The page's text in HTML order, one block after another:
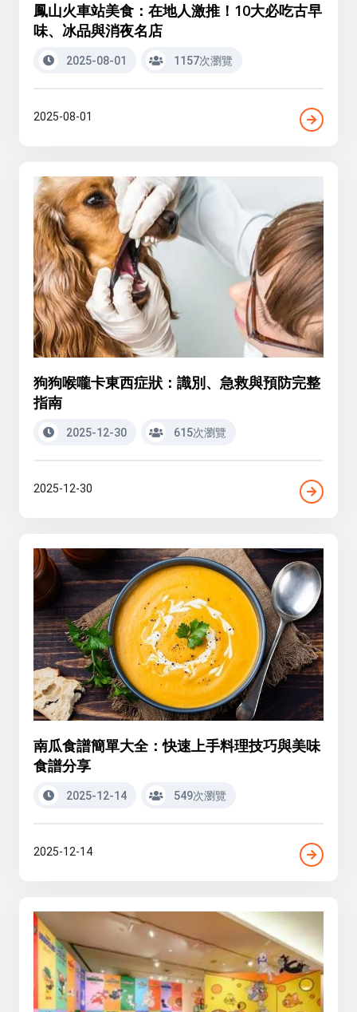
鳳山火車站美食：在地人激推！10大必吃古早
味、冰品與消夜名店
2025-08-01 1157次瀏覽
2025-08-01
狗狗喉嚨卡東西症狀：識別、急救與預防完整
指南
2025-12-30 615次瀏覽
2025-12-30
南瓜食譜簡單大全：快速上手料理技巧與美味
食譜分享
2025-12-14 549次瀏覽
2025-12-14